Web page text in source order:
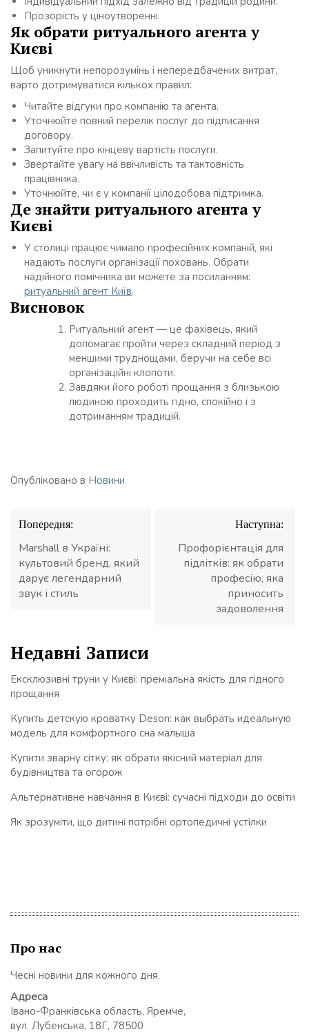
Прозорість у ціноутворенні.
Як обрати ритуального агента у
Києві
Щоб уникнути непорозумінь і непередбачених витрат,
варто дотримуватися кількох правил:
Читайте відгуки про компанію та агента.
Уточнюйте повний перелік послуг до підписання
договору.
Запитуйте про кінцеву вартість послуги.
Звертайте увагу на ввічливість та тактовність
працівника.
Уточнюйте, чи є у компанії цілодобова підтримка.
Де знайти ритуального агента у
Києві
У столиці працює чимало професійних компаній, які
надають послуги організації поховань. Обрати
надійного помічника ви можете за посиланням:
ритуальний агент Київ.
Висновок
Ритуальний агент — це фахівець, який
допомагає пройти через складний період з
меншими труднощами, беручи на себе всі
організаційні клопоти.
Завдяки його роботі прощання з близькою
людиною проходить гідно, спокійно і з
дотриманням традицій.
Опубліковано в Новини
Навігація
записів
Попередня:
Marshall в Україні:
культовий бренд, який
дарує легендарний
звук і стиль
Наступна:
Профорієнтація для
підлітків: як обрати
професію, яка
приносить
задоволення
Недавні Записи
Ексклюзивні труни у Києві: преміальна якість для гідного
прощання
Купить детскую кроватку Deson: как выбрать идеальную
модель для комфортного сна малыша
Купити зварну сітку: як обрати якісний матеріал для
будівництва та огорож
Альтернативне навчання в Києві: сучасні підходи до освіти
Як зрозуміти, що дитині потрібні ортопедичні устілки
Про нас
Чесні новини для кожного дня.
Адреса
Івано-Франківська область, Яремче,
вул. Лубенська, 18Г, 78500